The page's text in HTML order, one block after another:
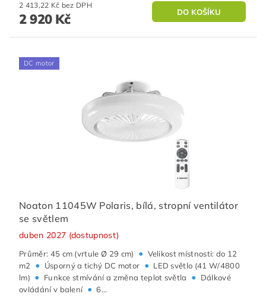
2 413,22 Kč bez DPH
2 920 Kč
DC motor
Noaton 11045W Polaris, bílá, stropní ventilátor
se světlem
duben 2027 (dostupnost)
Průměr: 45 cm (vrtule Ø 29 cm) • Velikost místnosti: do 12
m2
• Úsporný a tichý DC motor • LED světlo (41 W/4800
lm) • Funkce stmívání a změna teplot světla •
Dálkové
ovládání v balení • 6...